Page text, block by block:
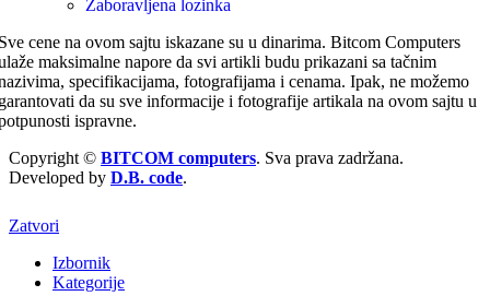
Zaboravljena lozinka
cene na ovom sajtu iskazane su u dinarima. Bitcom Computers
maksimalne napore da svi artikli budu prikazani sa tačnim
specifikacijama, fotografijama i cenama. Ipak, ne možemo
da su sve informacije i fotografije artikala na ovom sajtu u
ispravne.
Copyright © BITCOM computers. Sva prava zadržana.
Developed by D.B. code.
Zatvori
Izbornik
Kategorije